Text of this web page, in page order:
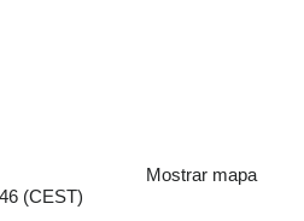
Mostrar mapa
(CEST)